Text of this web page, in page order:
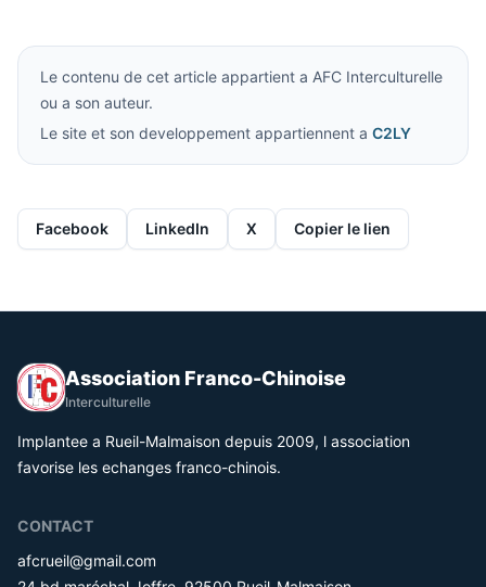
Le contenu de cet article appartient a AFC Interculturelle
ou a son auteur.
Le site et son developpement appartiennent a C2LY
Facebook LinkedIn X Copier le lien
Association Franco-Chinoise
Interculturelle
Implantee a Rueil-Malmaison depuis 2009, l association
favorise les echanges franco-chinois.
CONTACT
afcrueil@gmail.com